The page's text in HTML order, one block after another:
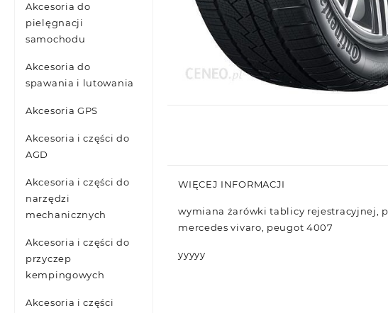
Akcesoria do
pielęgnacji
samochodu
Akcesoria do
spawania i lutowania
Akcesoria GPS
Akcesoria i części do
AGD
Akcesoria i części do
narzędzi
mechanicznych
Akcesoria i części do
przyczep
kempingowych
Akcesoria i części
WIĘCEJ INFORMACJI
wymiana żarówki tablicy rejestracyjnej,
mercedes vivaro, peugot 4007
yyyyy